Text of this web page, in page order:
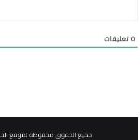
0تعليقات
جميع الحقوق محفوظة لموقع